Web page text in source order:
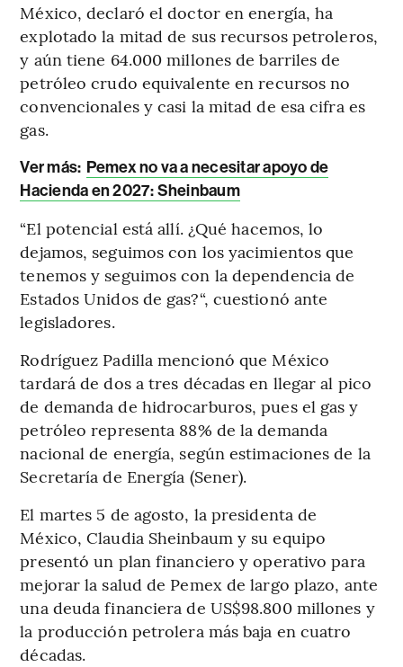
México, declaró el doctor en energía, ha
explotado la mitad de sus recursos petroleros,
y aún tiene 64.000 millones de barriles de
petróleo crudo equivalente en recursos no
convencionales y casi la mitad de esa cifra es
gas.
Ver más: Pemex no va a necesitar apoyo de
Hacienda en 2027: Sheinbaum
“El potencial está allí. ¿Qué hacemos, lo
dejamos, seguimos con los yacimientos que
tenemos y seguimos con la dependencia de
Estados Unidos de gas?“, cuestionó ante
legisladores.
Rodríguez Padilla mencionó que México
tardará de dos a tres décadas en llegar al pico
de demanda de hidrocarburos, pues el gas y
petróleo representa 88% de la demanda
nacional de energía, según estimaciones de la
Secretaría de Energía (Sener).
El martes 5 de agosto, la presidenta de
México, Claudia Sheinbaum y su equipo
presentó un plan financiero y operativo para
mejorar la salud de Pemex de largo plazo, ante
una deuda financiera de US$98.800 millones y
la producción petrolera más baja en cuatro
décadas.